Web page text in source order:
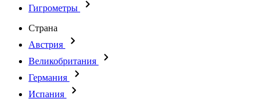
Гигрометры
Страна
Австрия
Великобритания
Германия
Испания